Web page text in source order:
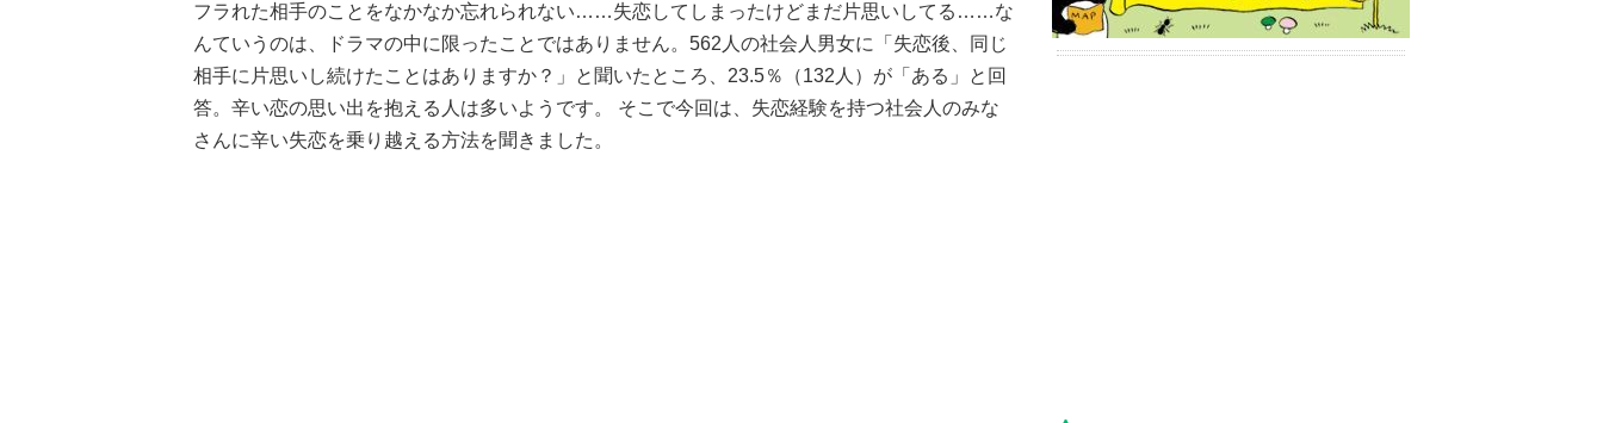
フラれた相手のことをなかなか忘れられない……失恋してしまったけどまだ片思いしてる……な
んていうのは、ドラマの中に限ったことではありません。562人の社会人男女に「失恋後、同じ
相手に片思いし続けたことはありますか？」と聞いたところ、23.5％（132人）が「ある」と回
答。辛い恋の思い出を抱える人は多いようです。 そこで今回は、失恋経験を持つ社会人のみな
さんに辛い失恋を乗り越える方法を聞きました。